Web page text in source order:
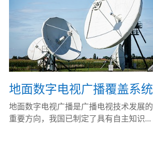
地面数字电视广播覆盖系统
地面数字电视广播是广播电视技术发展的
重要方向，我国已制定了具有自主知识...